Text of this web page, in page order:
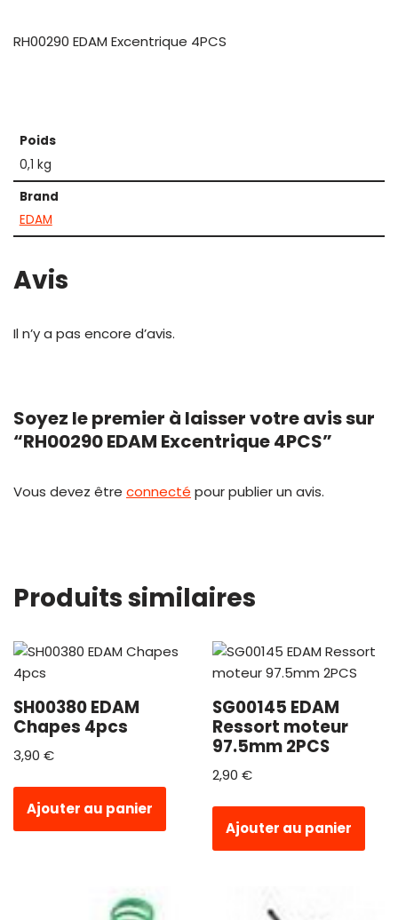
RH00290 EDAM Excentrique 4PCS
Poids
0,1 kg
Brand
EDAM
Avis
Il n’y a pas encore d’avis.
Soyez le premier à laisser votre avis sur
“RH00290 EDAM Excentrique 4PCS”
Vous devez être connecté pour publier un avis.
Produits similaires
SH00380 EDAM
Chapes 4pcs
3,90 €
Ajouter au panier
SG00145 EDAM
Ressort moteur
97.5mm 2PCS
2,90 €
Ajouter au panier